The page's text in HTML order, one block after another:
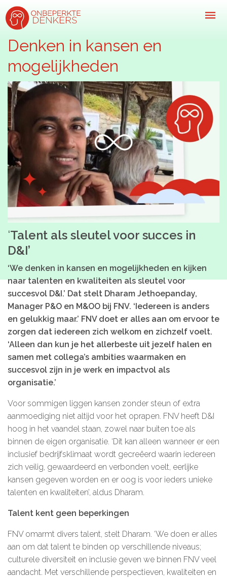
Inspiratie
Kijk-, lees- & luistertips
Mini- docu’s
Ode galerij
Podcasts: serie open gesprekken
Inspirerende praktijkverhalen
Bekijk volledig overzicht
Kom in actie
Microlearnings
Ontwikkeltraject Onbeperkt Talent
Ver- en vooroordelencheck
De Teamaanpak
De Escaperoom
Bekijk volledig overzicht
Sluit je ook aan
In jouw organisatie
De beweging in cijfers
De kalender
Over ons
Deelnemers & allianties
Contact
Denken in kansen en
mogelijkheden
‘Talent als sleutel voor succes in
D&I’
‘We denken in kansen en mogelijkheden en kijken
naar talenten en kwaliteiten als sleutel voor
succesvol D&I.’ Dat stelt Dharam Jethoepanday,
Manager P&O en M&OO bij FNV. ‘Iedereen is anders
en gelukkig maar.’ FNV doet er alles aan om ervoor te
zorgen dat iedereen zich welkom en zichzelf voelt.
‘Alleen dan kun je het allerbeste uit jezelf halen en
samen met collega’s ambities waarmaken en
succesvol zijn in je werk en impactvol als
organisatie.’
Voor sommigen liggen kansen zonder steun of extra
aanmoediging niet altijd voor het oprapen. FNV heeft D&I
hoog in het vaandel staan, zowel naar buiten toe als
binnen de eigen organisatie. ‘Dit kan alleen wanneer er een
inclusief bedrijfsklimaat wordt gecreëerd waarin iedereen
zich veilig, gewaardeerd en verbonden voelt, eerlijke
kansen gegeven worden en er oog is voor ieders unieke
talenten en kwaliteiten’, aldus Dharam.
Talent kent geen beperkingen
FNV omarmt divers talent, stelt Dharam. ‘We doen er alles
aan om dat talent te binden op verschillende niveaus;
culturele diversiteit en inclusie geven we binnen FNV veel
aandacht. Met verschillende perspectieven, kwaliteiten en